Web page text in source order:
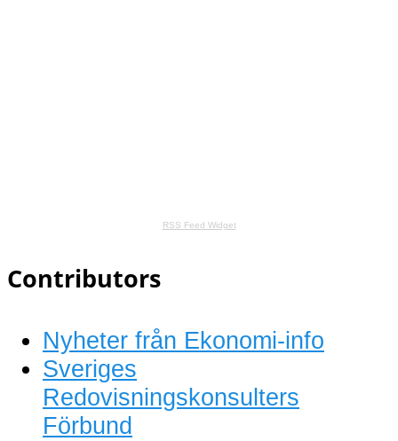
RSS Feed Widget
Contributors
Nyheter från Ekonomi-info
Sveriges
Redovisningskonsulters
Förbund